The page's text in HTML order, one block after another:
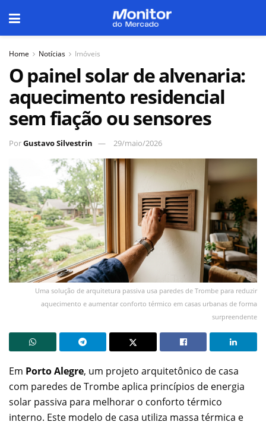
Home Notícias Imóveis
O painel solar de alvenaria:
aquecimento residencial
sem fiação ou sensores
PorGustavo Silvestrin 29/maio/2026
Uma solução de arquitetura passiva usa paredes de Trombe para reduzir
aquecimento e aumentar conforto térmico em casas urbanas de forma
surpreendente
Em Porto Alegre, um projeto arquitetônico de casa
com paredes de Trombe aplica princípios de energia
solar passiva para melhorar o conforto térmico
interno. Este modelo de casa utiliza massa térmica e